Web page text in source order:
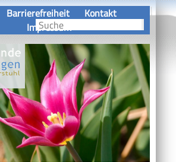
Barrierefreiheit
Kontakt
Impressum